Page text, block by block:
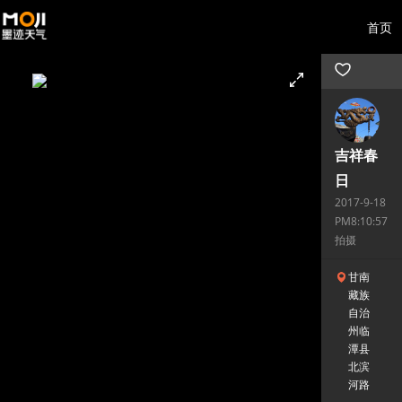
首页
吉祥春
日
2017-9-18
PM8:10:57
拍摄
甘南
藏族
自治
州临
潭县
北滨
河路